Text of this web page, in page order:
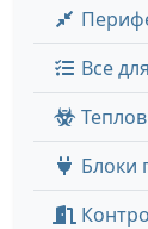
Все
Блоки